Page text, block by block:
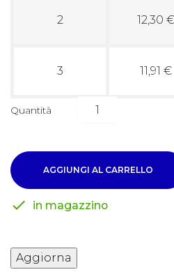
2 12,30 €
3 11,91 €
Quantità
AGGIUNGI AL CARRELLO
 in magazzino